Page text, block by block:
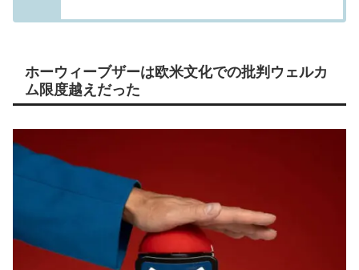
ホーウィーブザーは欧米文化での批判ウェルカ
ム限度越えだった